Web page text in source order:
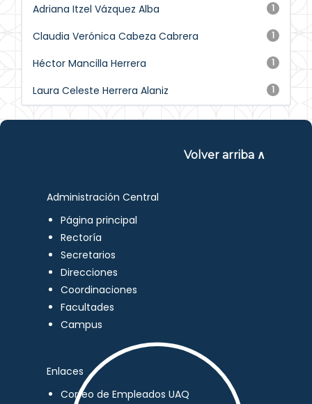
1
Adriana Itzel Vázquez Alba
1
Claudia Verónica Cabeza Cabrera
1
Héctor Mancilla Herrera
1
Laura Celeste Herrera Alaniz
Volver arriba ∧
Administración Central
Página principal
Rectoría
Secretarios
Direcciones
Coordinaciones
Facultades
Campus
Enlaces
Correo de Empleados UAQ